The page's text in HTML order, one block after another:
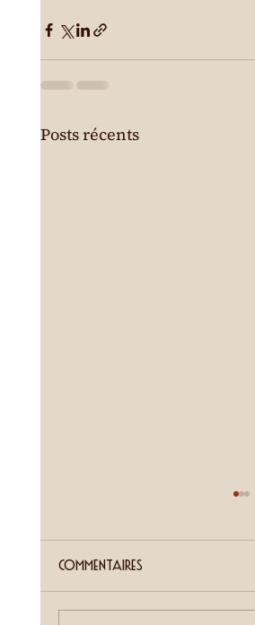
Posts récents
Cour de la Ferme du
Entrée gratuite
Commentaires